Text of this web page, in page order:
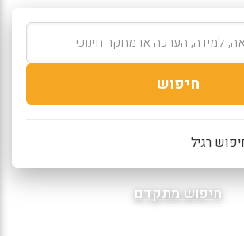
חיפוש
רגיל
חיפוש מתקדם